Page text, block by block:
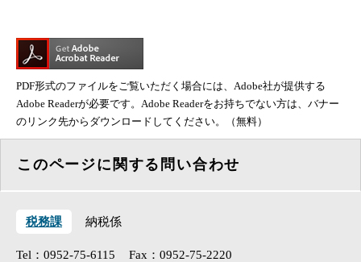
PDF形式のファイルをご覧いただく場合には、Adobe社が提供する
Adobe Readerが必要です。Adobe Readerをお持ちでない方は、バナー
のリンク先からダウンロードしてください。（無料）
このページに関する問い合わせ
税務課 納税係
Tel：0952-75-6115 Fax：0952-75-2220